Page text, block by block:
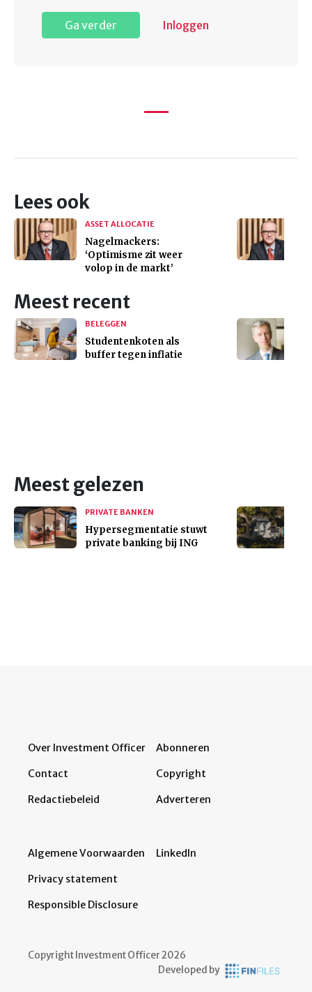
Ga verder Inloggen
Lees ook
ASSET ALLOCATIE
Nagelmackers:
‘Optimisme zit weer
volop in de markt’
Meest recent
BELEGGEN
Studentenkoten als
buffer tegen inflatie
Meest gelezen
PRIVATE BANKEN
Hypersegmentatie stuwt
private banking bij ING
Over Investment Officer
Contact
Redactiebeleid
Abonneren
Copyright
Adverteren
Algemene Voorwaarden
Privacy statement
Responsible Disclosure
LinkedIn
Copyright Investment Officer 2026
Developed by